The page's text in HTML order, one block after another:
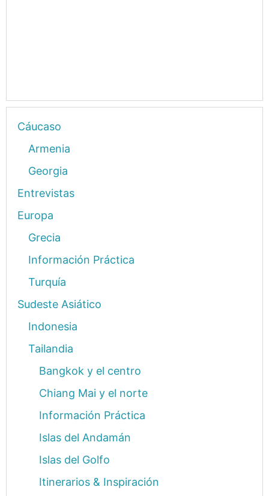
Cáucaso
Armenia
Georgia
Entrevistas
Europa
Grecia
Información Práctica
Turquía
Sudeste Asiático
Indonesia
Tailandia
Bangkok y el centro
Chiang Mai y el norte
Información Práctica
Islas del Andamán
Islas del Golfo
Itinerarios & Inspiración